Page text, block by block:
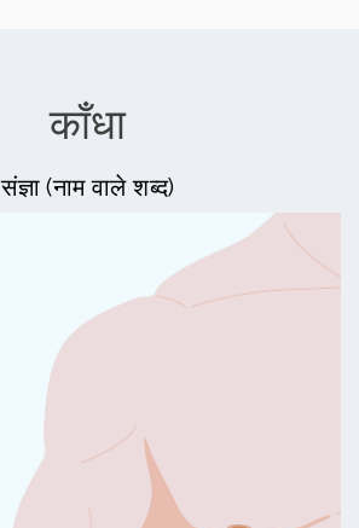
काँधा
संज्ञा (नाम वाले शब्द)